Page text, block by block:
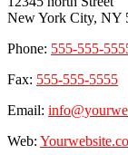
New York City, NY
Phone: 555-555-
Fax: 555-555-5555
Email:
Web: